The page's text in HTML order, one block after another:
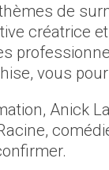
de
créatrice
vous
Anick